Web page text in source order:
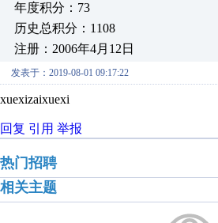
年度积分：73
历史总积分：1108
注册：2006年4月12日
发表于：2019-08-01 09:17:22
xuexizaixuexi
回复 引用 举报
热门招聘
相关主题